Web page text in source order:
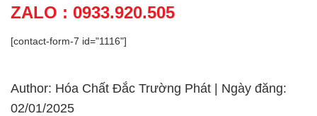
ZALO : 0933.920.505
[contact-form-7 id="1116"]
Author: Hóa Chất Đắc Trường Phát | Ngày đăng:
02/01/2025